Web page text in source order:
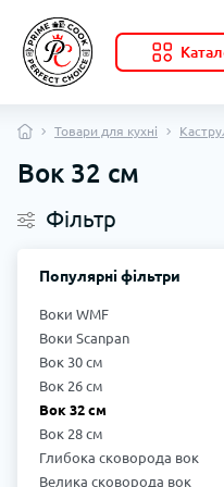
Товари для кухні
Вок 32 см
Фільтр
Популярні фільтри
Воки WMF
Воки Scanpan
Вок 30 см
Вок 26 см
Вок 32 см
Вок 28 см
Глибока сковорода вок
Велика сковорода вок